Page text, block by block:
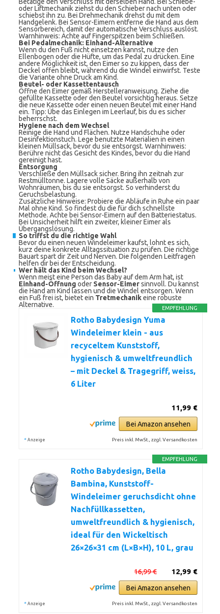
oder Liftmechanik ziehst du den Schieber nach unten oder
schiebst ihn zu. Bei Drehmechanik drehst du mit dem
Handgelenk. Bei Sensor-Eimern entferne die Hand aus dem
Sensorbereich, damit der automatische Verschluss auslöst.
Warnhinweis: Achte auf Fingerspitzen beim Schließen.
Bei Pedalmechanik: Einhand-Alternative
Wenn du den Fuß nicht einsetzen kannst, nutze den
Ellenbogen oder die Hüfte, um das Pedal zu drücken. Eine
andere Möglichkeit ist, den Eimer so zu kippen, dass der
Deckel offen bleibt, während du die Windel einwirfst. Teste
die Variante ohne Druck am Kind.
Beutel- oder Kassettentausch
Öffne den Eimer gemäß Herstelleranweisung. Ziehe die
gefüllte Kassette oder den Beutel vorsichtig heraus. Setze
die neue Kassette oder einen neuen Beutel mit einer Hand
ein. Tipp: Übe das Einlegen im Leerlauf, bis du es sicher
beherrschst.
Hygiene nach dem Wechsel
Reinige die Hand und Flächen. Nutze Handschuhe oder
Desinfektionstuch. Lege benutzte Materialien in einen
kleinen Müllsack, bevor du sie entsorgst. Warnhinweis:
Berühre nicht das Gesicht des Kindes, bevor du die Hand
gereinigt hast.
Entsorgung
Verschließe den Müllsack sicher. Bring ihn zeitnah zur
Restmülltonne. Lagere volle Säcke außerhalb von
Wohnräumen, bis du sie entsorgst. So verhinderst du
Geruchsbelastung.
Zusätzliche Hinweise: Probiere die Abläufe in Ruhe ein paar
Mal ohne Kind. So findest du die für dich schnellste
Methode. Achte bei Sensor-Eimern auf den Batteriestatus.
Bei Unsicherheit hilft ein zweiter, kleiner Eimer als
Übergangslösung.
So triffst du die richtige Wahl
Bevor du einen neuen Windeleimer kaufst, lohnt es sich,
kurz deine konkrete Alltagssituation zu prüfen. Die richtige
Bauart spart dir Zeit und Nerven. Die folgenden Leitfragen
helfen dir bei der Entscheidung.
Wer hält das Kind beim Wechsel?
Wenn meist eine Person das Baby auf dem Arm hat, ist
Einhand-Öffnung oder Sensor-Eimersinnvoll. Du kannst
die Hand am Kind lassen und die Windel entsorgen. Wenn
ein Fuß frei ist, bietet ein Tretmechanikeine robuste
Alternative.
EMPFEHLUNG
Rotho Babydesign Yuma
Windeleimer klein - aus
recyceltem Kunststoff,
hygienisch & umweltfreundlich
– mit Deckel & Tragegriff, weiss,
6 Liter
11,99 €
Bei Amazon ansehen
* Anzeige Preis inkl. MwSt., zzgl. Versandkosten
EMPFEHLUNG
Rotho Babydesign, Bella
Bambina, Kunststoff-
Windeleimer geruchsdicht ohne
Nachfüllkassetten,
umweltfreundlich & hygienisch,
ideal für den Wickeltisch
26×26×31 cm (L×B×H), 10 L, grau
12,99 €
16,99 €
Bei Amazon ansehen
* Anzeige Preis inkl. MwSt., zzgl. Versandkosten